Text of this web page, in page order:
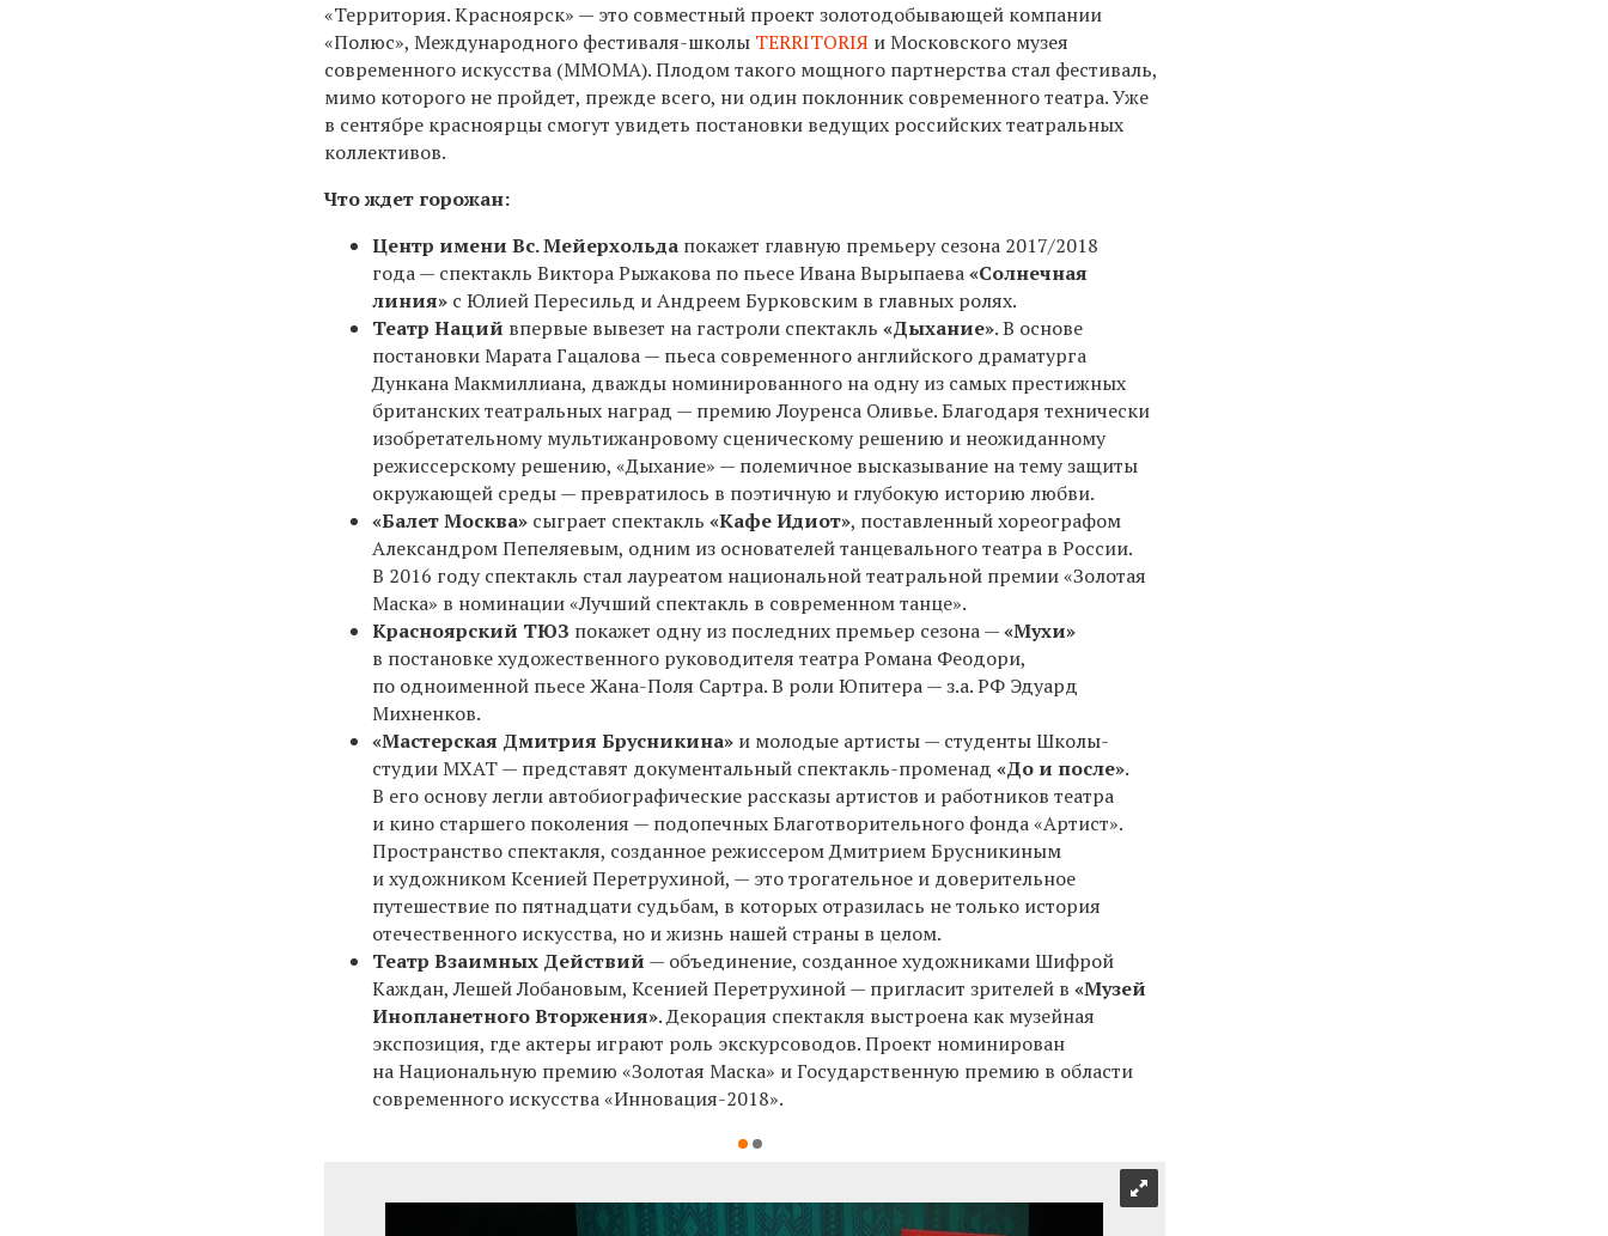
«Территория. Красноярск» — это совместный проект золотодобывающей компании
«Полюс», Международного фестиваля-школы TERRITORIЯ и Московского музея
современного искусства (ММОМА). Плодом такого мощного партнерства стал фестиваль,
мимо которого не пройдет, прежде всего, ни один поклонник современного театра. Уже
в сентябре красноярцы смогут увидеть постановки ведущих российских театральных
коллективов.
Что ждет горожан:
Центр имени Вс. Мейерхольда покажет главную премьеру сезона 2017/2018
года — спектакль Виктора Рыжакова по пьесе Ивана Вырыпаева«Солнечная
линия» с Юлией Пересильд и Андреем Бурковским в главных ролях.
Театр Наций впервые вывезет на гастроли спектакль«Дыхание». В основе
постановки Марата Гацалова — пьеса современного английского драматурга
Дункана Макмиллиана, дважды номинированного на одну из самых престижных
британских театральных наград — премию Лоуренса Оливье. Благодаря технически
изобретательному мультижанровому сценическому решению и неожиданному
режиссерскому решению, «Дыхание» — полемичное высказывание на тему защиты
окружающей среды — превратилось в поэтичную и глубокую историю любви.
«Балет Москва» сыграет спектакль«Кафе Идиот», поставленный хореографом
Александром Пепеляевым, одним из основателей танцевального театра в России.
В 2016 году спектакль стал лауреатом национальной театральной премии «Золотая
Маска» в номинации «Лучший спектакль в современном танце».
Красноярский ТЮЗ покажет одну из последних премьер сезона —«Мухи»
в постановке художественного руководителя театра Романа Феодори,
по одноименной пьесе Жана-Поля Сартра. В роли Юпитера — з.а. РФ Эдуард
Михненков.
«Мастерская Дмитрия Брусникина» и молодые артисты — студенты Школы-
студии МХАТ — представят документальный спектакль-променад«До и после».
В его основу легли автобиографические рассказы артистов и работников театра
и кино старшего поколения — подопечных Благотворительного фонда «Артист».
Пространство спектакля, созданное режиссером Дмитрием Брусникиным
и художником Ксенией Перетрухиной, — это трогательное и доверительное
путешествие по пятнадцати судьбам, в которых отразилась не только история
отечественного искусства, но и жизнь нашей страны в целом.
Театр Взаимных Действий — объединение, созданное художниками Шифрой
Каждан, Лешей Лобановым, Ксенией Перетрухиной — пригласит зрителей в«Музей
Инопланетного Вторжения». Декорация спектакля выстроена как музейная
экспозиция, где актеры играют роль экскурсоводов. Проект номинирован
на Национальную премию «Золотая Маска» и Государственную премию в области
современного искусства «Инновация-2018».